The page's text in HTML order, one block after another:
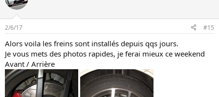
2/6/17 #15
Alors voila les freins sont installés depuis qqs jours.
Je vous mets des photos rapides, je ferai mieux ce weekend
Avant / Arrière